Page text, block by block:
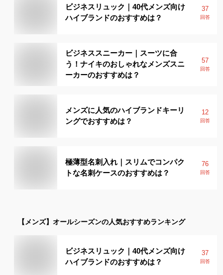
ビジネスリュック｜40代メンズ向け
ハイブランドのおすすめは？
37
回答
ビジネススニーカー｜スーツに合
う！ナイキのおしゃれなメンズスニ
ーカーのおすすめは？
57
回答
メンズに人気のハイブランドキーリ
ングでおすすめは？
12
回答
極薄型名刺入れ｜スリムでコンパク
トな名刺ケースのおすすめは？
76
回答
【メンズ】 オールシーズンの人気おすすめランキング
ビジネスリュック｜40代メンズ向け
ハイブランドのおすすめは？
37
回答